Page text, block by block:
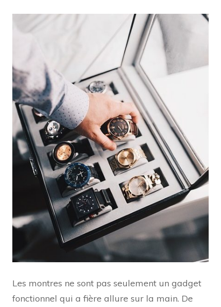
Les montres ne sont pas seulement un gadget
fonctionnel qui a fière allure sur la main. De